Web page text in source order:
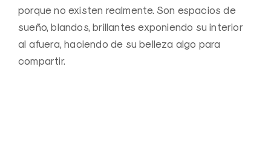
porque no existen realmente. Son espacios de
sueño, blandos, brillantes exponiendo su interior
al afuera, haciendo de su belleza algo para
compartir.